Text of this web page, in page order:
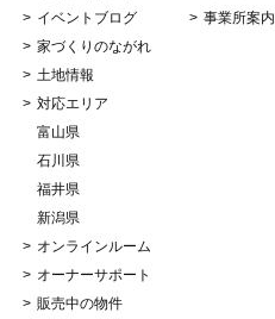
イベントブログ
家づくりのながれ
土地情報
対応エリア
富山県
石川県
福井県
新潟県
オンラインルーム
オーナーサポート
販売中の物件
事業所案内